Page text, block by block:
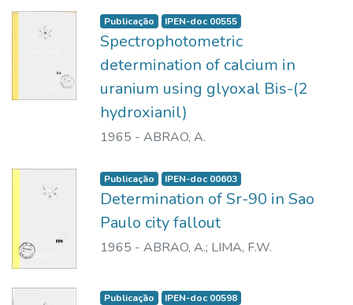
Publicação IPEN-doc 00555
Spectrophotometric
determination of calcium in
uranium using glyoxal Bis-(2
hydroxianil)
1965 - ABRAO, A.
Publicação IPEN-doc 00603
Determination of Sr-90 in Sao
Paulo city fallout
1965 - ABRAO, A.; LIMA, F.W.
Publicação IPEN-doc 00598